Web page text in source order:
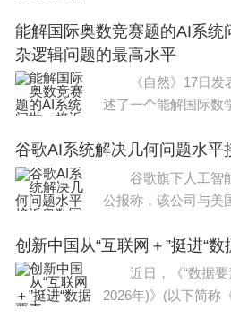
金融领域，通过人工
能解国际奥数竞赛题的AI系统
杂逻辑问题的最高水平
《自然》17日发
述了一个能解国际数
自动化定理证明系统
类破解复
谷歌AI系统解决几何问题水平
谷歌旗下人工智能
公报称，该公司与美
系统，可以解决复杂
创新中国从“互联网＋”挺进“
近日，《“数据要
2026年)》(以下简称